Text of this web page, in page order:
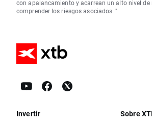
con apalancamiento y acarrean un alto nivel de
comprender los riesgos asociados. "
Invertir Sobre